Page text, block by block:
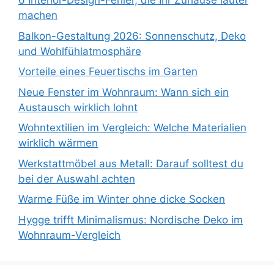
machen
Balkon-Gestaltung 2026: Sonnenschutz, Deko
und Wohlfühlatmosphäre
Vorteile eines Feuertischs im Garten
Neue Fenster im Wohnraum: Wann sich ein
Austausch wirklich lohnt
Wohntextilien im Vergleich: Welche Materialien
wirklich wärmen
Werkstattmöbel aus Metall: Darauf solltest du
bei der Auswahl achten
Warme Füße im Winter ohne dicke Socken
Hygge trifft Minimalismus: Nordische Deko im
Wohnraum-Vergleich